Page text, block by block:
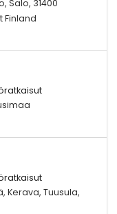
Salo, 31400
Finland
Kerava, Tuusula,